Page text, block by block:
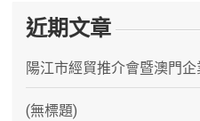
近期文章
陽江市經貿推介會暨澳門
(無標題)